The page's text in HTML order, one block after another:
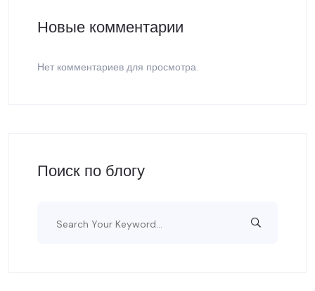
Новые комментарии
Нет комментариев для просмотра.
Поиск по блогу